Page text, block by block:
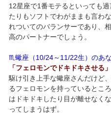
12星座で1番モテるといっても
たりもソフトでわがままも言わ
れついてのバランサーであり、
高のパートナーでしょう。
♏蠍座（10/24～11/22生）のあ
「フェロモンでドキドキさせる」
駆け引き上手な蠍座さんだけど
るフェロモンを持っているとこ
はドキドキしたり目が離せなく
ってしまうはず。